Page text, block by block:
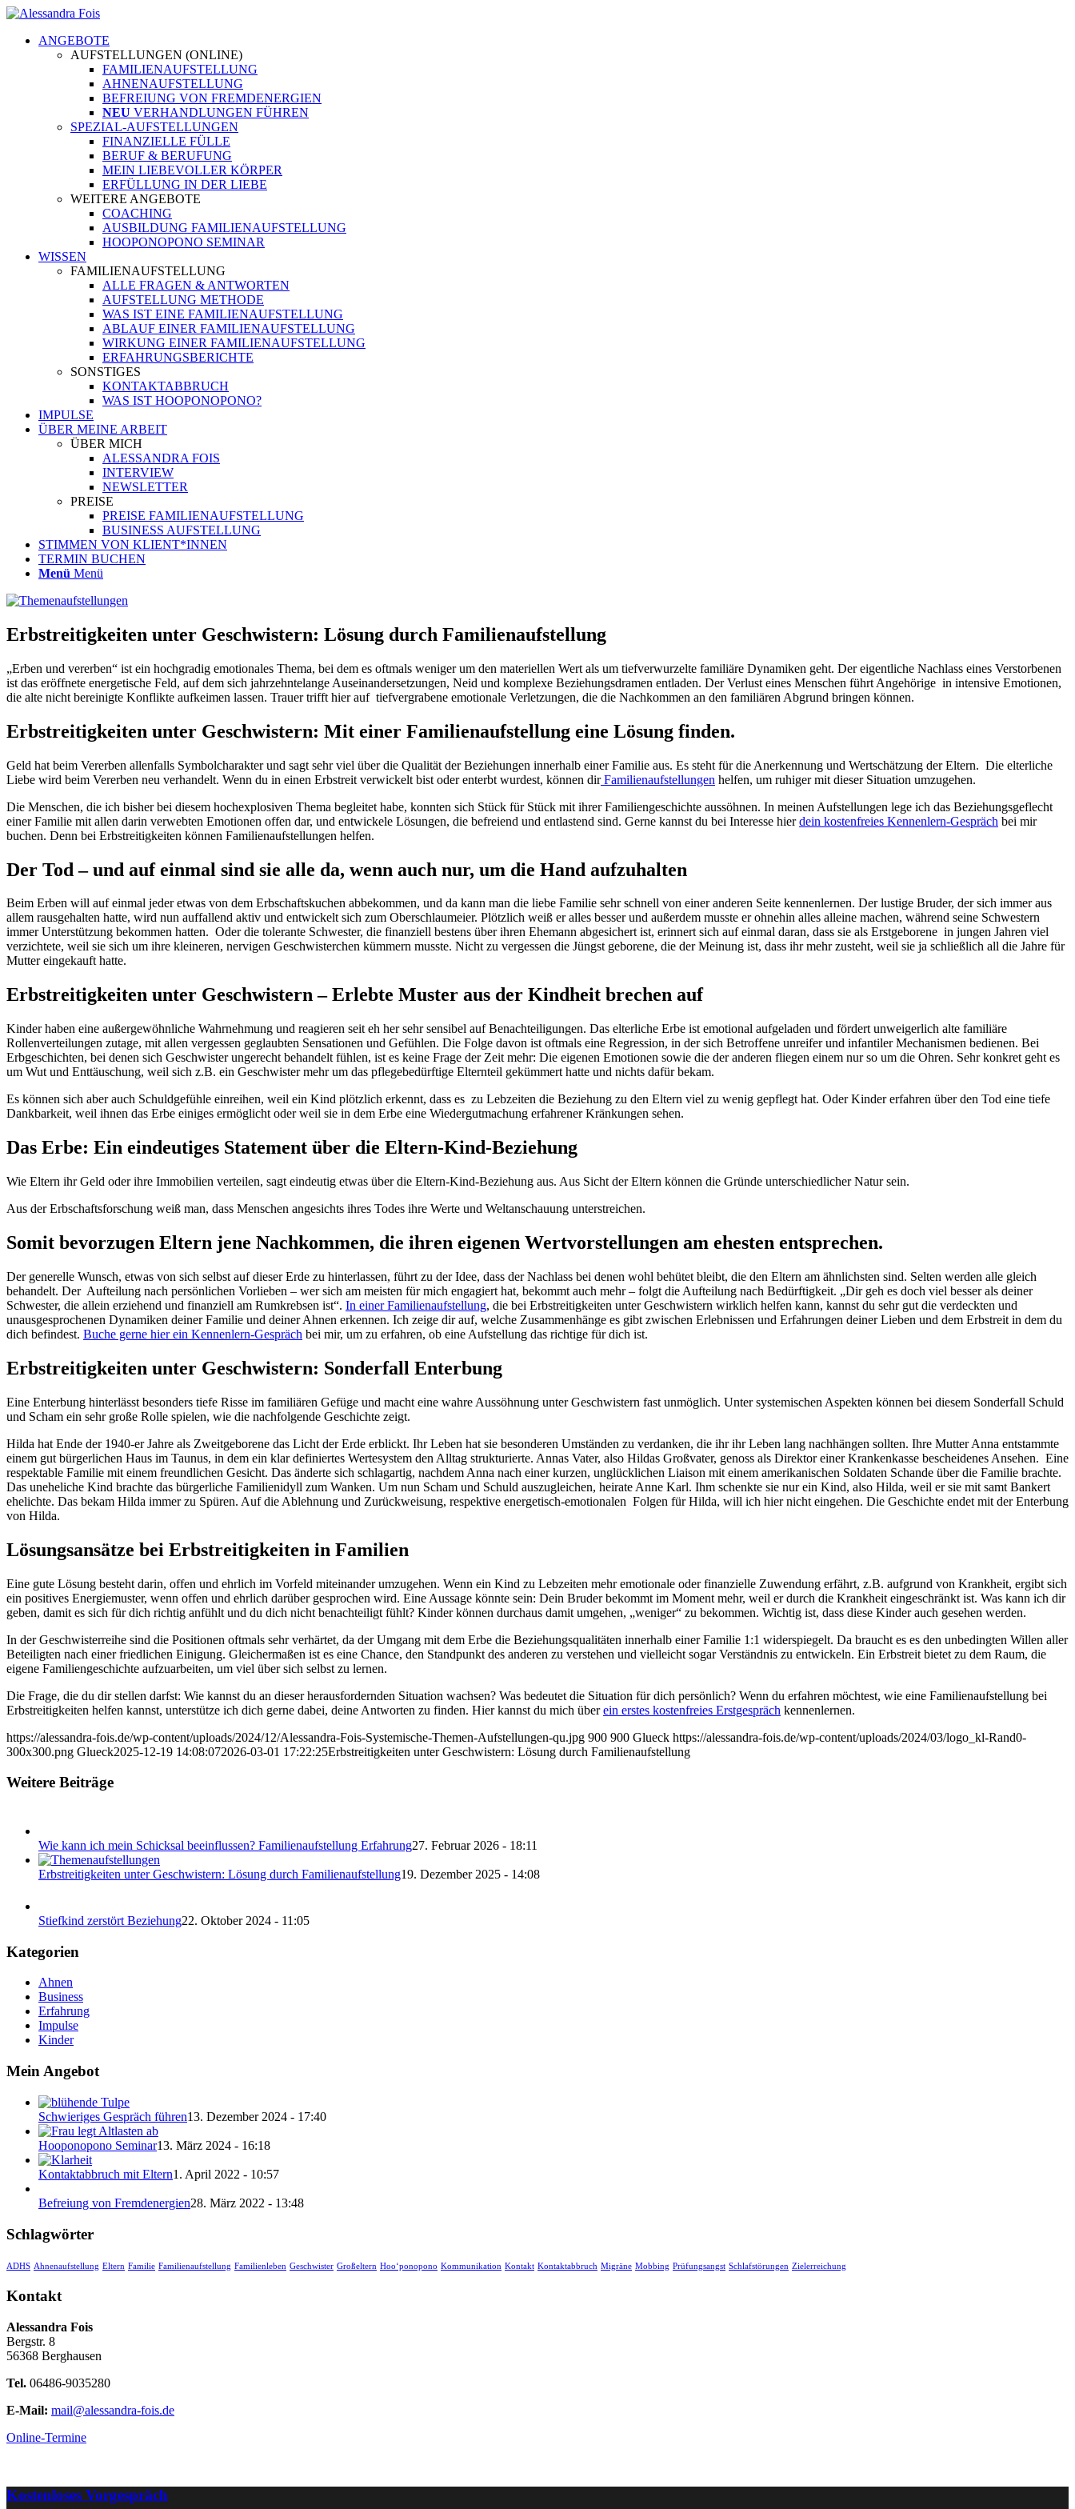
ANGEBOTE
AUFSTELLUNGEN (ONLINE)
FAMILIENAUFSTELLUNG
AHNENAUFSTELLUNG
BEFREIUNG VON FREMDENERGIEN
NEU VERHANDLUNGEN FÜHREN
SPEZIAL-AUFSTELLUNGEN
FINANZIELLE FÜLLE
BERUF & BERUFUNG
MEIN LIEBEVOLLER KÖRPER
ERFÜLLUNG IN DER LIEBE
WEITERE ANGEBOTE
COACHING
AUSBILDUNG FAMILIENAUFSTELLUNG
HOOPONOPONO SEMINAR
WISSEN
FAMILIENAUFSTELLUNG
ALLE FRAGEN & ANTWORTEN
AUFSTELLUNG METHODE
WAS IST EINE FAMILIENAUFSTELLUNG
ABLAUF EINER FAMILIENAUFSTELLUNG
WIRKUNG EINER FAMILIENAUFSTELLUNG
ERFAHRUNGSBERICHTE
SONSTIGES
KONTAKTABBRUCH
WAS IST HOOPONOPONO?
IMPULSE
ÜBER MEINE ARBEIT
ÜBER MICH
ALESSANDRA FOIS
INTERVIEW
NEWSLETTER
PREISE
PREISE FAMILIENAUFSTELLUNG
BUSINESS AUFSTELLUNG
STIMMEN VON KLIENT*INNEN
TERMIN BUCHEN
Menü Menü
Erbstreitigkeiten unter Geschwistern: Lösung durch Familienaufstellung
„Erben und vererben“ ist ein hochgradig emotionales Thema, bei dem es oftmals weniger um den materiellen Wert als um tiefverwurzelte familiäre Dynamiken geht. Der eigentliche Nachlass eines Verstorbenen
ist das eröffnete energetische Feld, auf dem sich jahrzehntelange Auseinandersetzungen, Neid und komplexe Beziehungsdramen entladen. Der Verlust eines Menschen führt Angehörige in intensive Emotionen,
die alte nicht bereinigte Konflikte aufkeimen lassen. Trauer trifft hier auf tiefvergrabene emotionale Verletzungen, die die Nachkommen an den familiären Abgrund bringen können.
Erbstreitigkeiten unter Geschwistern: Mit einer Familienaufstellung eine Lösung finden.
Geld hat beim Vererben allenfalls Symbolcharakter und sagt sehr viel über die Qualität der Beziehungen innerhalb einer Familie aus. Es steht für die Anerkennung und Wertschätzung der Eltern. Die elterliche
Liebe wird beim Vererben neu verhandelt. Wenn du in einen Erbstreit verwickelt bist oder enterbt wurdest, können dirFamilienaufstellungen helfen, um ruhiger mit dieser Situation umzugehen.
Die Menschen, die ich bisher bei diesem hochexplosiven Thema begleitet habe, konnten sich Stück für Stück mit ihrer Familiengeschichte aussöhnen. In meinen Aufstellungen lege ich das Beziehungsgeflecht
einer Familie mit allen darin verwebten Emotionen offen dar, und entwickele Lösungen, die befreiend und entlastend sind. Gerne kannst du bei Interesse hierdein kostenfreies Kennenlern-Gespräch bei mir
buchen. Denn bei Erbstreitigkeiten können Familienaufstellungen helfen.
Der Tod – und auf einmal sind sie alle da, wenn auch nur, um die Hand aufzuhalten
Beim Erben will auf einmal jeder etwas von dem Erbschaftskuchen abbekommen, und da kann man die liebe Familie sehr schnell von einer anderen Seite kennenlernen. Der lustige Bruder, der sich immer aus
allem rausgehalten hatte, wird nun auffallend aktiv und entwickelt sich zum Oberschlaumeier. Plötzlich weiß er alles besser und außerdem musste er ohnehin alles alleine machen, während seine Schwestern
immer Unterstützung bekommen hatten. Oder die tolerante Schwester, die finanziell bestens über ihren Ehemann abgesichert ist, erinnert sich auf einmal daran, dass sie als Erstgeborene in jungen Jahren viel
verzichtete, weil sie sich um ihre kleineren, nervigen Geschwisterchen kümmern musste. Nicht zu vergessen die Jüngst geborene, die der Meinung ist, dass ihr mehr zusteht, weil sie ja schließlich all die Jahre für
Mutter eingekauft hatte.
Erbstreitigkeiten unter Geschwistern – Erlebte Muster aus der Kindheit brechen auf
Kinder haben eine außergewöhnliche Wahrnehmung und reagieren seit eh her sehr sensibel auf Benachteiligungen. Das elterliche Erbe ist emotional aufgeladen und fördert unweigerlich alte familiäre
Rollenverteilungen zutage, mit allen vergessen geglaubten Sensationen und Gefühlen. Die Folge davon ist oftmals eine Regression, in der sich Betroffene unreifer und infantiler Mechanismen bedienen. Bei
Erbgeschichten, bei denen sich Geschwister ungerecht behandelt fühlen, ist es keine Frage der Zeit mehr: Die eigenen Emotionen sowie die der anderen fliegen einem nur so um die Ohren. Sehr konkret geht es
um Wut und Enttäuschung, weil sich z.B. ein Geschwister mehr um das pflegebedürftige Elternteil gekümmert hatte und nichts dafür bekam.
Es können sich aber auch Schuldgefühle einreihen, weil ein Kind plötzlich erkennt, dass es zu Lebzeiten die Beziehung zu den Eltern viel zu wenig gepflegt hat. Oder Kinder erfahren über den Tod eine tiefe
Dankbarkeit, weil ihnen das Erbe einiges ermöglicht oder weil sie in dem Erbe eine Wiedergutmachung erfahrener Kränkungen sehen.
Das Erbe: Ein eindeutiges Statement über die Eltern-Kind-Beziehung
Wie Eltern ihr Geld oder ihre Immobilien verteilen, sagt eindeutig etwas über die Eltern-Kind-Beziehung aus. Aus Sicht der Eltern können die Gründe unterschiedlicher Natur sein.
Aus der Erbschaftsforschung weiß man, dass Menschen angesichts ihres Todes ihre Werte und Weltanschauung unterstreichen.
Somit bevorzugen Eltern jene Nachkommen, die ihren eigenen Wertvorstellungen am ehesten entsprechen.
Der generelle Wunsch, etwas von sich selbst auf dieser Erde zu hinterlassen, führt zu der Idee, dass der Nachlass bei denen wohl behütet bleibt, die den Eltern am ähnlichsten sind. Selten werden alle gleich
behandelt. Der Aufteilung nach persönlichen Vorlieben – wer sich am meisten für mich engagiert hat, bekommt auch mehr – folgt die Aufteilung nach Bedürftigkeit. „Dir geh es doch viel besser als deiner
Schwester, die allein erziehend und finanziell am Rumkrebsen ist“. In einer Familienaufstellung, die bei Erbstreitigkeiten unter Geschwistern wirklich helfen kann, kannst du sehr gut die verdeckten und
unausgesprochenen Dynamiken deiner Familie und deiner Ahnen erkennen. Ich zeige dir auf, welche Zusammenhänge es gibt zwischen Erlebnissen und Erfahrungen deiner Lieben und dem Erbstreit in dem du
dich befindest. Buche gerne hier ein Kennenlern-Gespräch bei mir, um zu erfahren, ob eine Aufstellung das richtige für dich ist.
Erbstreitigkeiten unter Geschwistern: Sonderfall Enterbung
Eine Enterbung hinterlässt besonders tiefe Risse im familiären Gefüge und macht eine wahre Aussöhnung unter Geschwistern fast unmöglich. Unter systemischen Aspekten können bei diesem Sonderfall Schuld
und Scham ein sehr große Rolle spielen, wie die nachfolgende Geschichte zeigt.
Hilda hat Ende der 1940-er Jahre als Zweitgeborene das Licht der Erde erblickt. Ihr Leben hat sie besonderen Umständen zu verdanken, die ihr ihr Leben lang nachhängen sollten. Ihre Mutter Anna entstammte
einem gut bürgerlichen Haus im Taunus, in dem ein klar definiertes Wertesystem den Alltag strukturierte. Annas Vater, also Hildas Großvater, genoss als Direktor einer Krankenkasse bescheidenes Ansehen. Eine
respektable Familie mit einem freundlichen Gesicht. Das änderte sich schlagartig, nachdem Anna nach einer kurzen, unglücklichen Liaison mit einem amerikanischen Soldaten Schande über die Familie brachte.
Das uneheliche Kind brachte das bürgerliche Familienidyll zum Wanken. Um nun Scham und Schuld auszugleichen, heirate Anne Karl. Ihm schenkte sie nur ein Kind, also Hilda, weil er sie mit samt Bankert
ehelichte. Das bekam Hilda immer zu Spüren. Auf die Ablehnung und Zurückweisung, respektive energetisch-emotionalen Folgen für Hilda, will ich hier nicht eingehen. Die Geschichte endet mit der Enterbung
von Hilda.
Lösungsansätze bei Erbstreitigkeiten in Familien
Eine gute Lösung besteht darin, offen und ehrlich im Vorfeld miteinander umzugehen. Wenn ein Kind zu Lebzeiten mehr emotionale oder finanzielle Zuwendung erfährt, z.B. aufgrund von Krankheit, ergibt sich
ein positives Energiemuster, wenn offen und ehrlich darüber gesprochen wird. Eine Aussage könnte sein: Dein Bruder bekommt im Moment mehr, weil er durch die Krankheit eingeschränkt ist. Was kann ich dir
geben, damit es sich für dich richtig anfühlt und du dich nicht benachteiligt fühlt? Kinder können durchaus damit umgehen, „weniger“ zu bekommen. Wichtig ist, dass diese Kinder auch gesehen werden.
In der Geschwisterreihe sind die Positionen oftmals sehr verhärtet, da der Umgang mit dem Erbe die Beziehungsqualitäten innerhalb einer Familie 1:1 widerspiegelt. Da braucht es es den unbedingten Willen aller
Beteiligten nach einer friedlichen Einigung. Gleichermaßen ist es eine Chance, den Standpunkt des anderen zu verstehen und vielleicht sogar Verständnis zu entwickeln. Ein Erbstreit bietet zu dem Raum, die
eigene Familiengeschichte aufzuarbeiten, um viel über sich selbst zu lernen.
Die Frage, die du dir stellen darfst: Wie kannst du an dieser herausfordernden Situation wachsen? Was bedeutet die Situation für dich persönlich? Wenn du erfahren möchtest, wie eine Familienaufstellung bei
Erbstreitigkeiten helfen kannst, unterstütze ich dich gerne dabei, deine Antworten zu finden. Hier kannst du mich überein erstes kostenfreies Erstgespräch kennenlernen.
https://alessandra-fois.de/wp-content/uploads/2024/12/Alessandra-Fois-Systemische-Themen-Aufstellungen-qu.jpg 900 900 Glueck https://alessandra-fois.de/wp-content/uploads/2024/03/logo_kl-Rand0-
300x300.png Glueck2025-12-19 14:08:072026-03-01 17:22:25Erbstreitigkeiten unter Geschwistern: Lösung durch Familienaufstellung
Weitere Beiträge
Wie kann ich mein Schicksal beeinflussen? Familienaufstellung Erfahrung27. Februar 2026 - 18:11
Erbstreitigkeiten unter Geschwistern: Lösung durch Familienaufstellung19. Dezember 2025 - 14:08
Stiefkind zerstört Beziehung22. Oktober 2024 - 11:05
Kategorien
Ahnen
Business
Erfahrung
Impulse
Kinder
Mein Angebot
Schwieriges Gespräch führen13. Dezember 2024 - 17:40
Hooponopono Seminar13. März 2024 - 16:18
Kontaktabbruch mit Eltern1. April 2022 - 10:57
Befreiung von Fremdenergien28. März 2022 - 13:48
Schlagwörter
ADHS Ahnenaufstellung Eltern Familie Familienaufstellung Familienleben Geschwister Großeltern Hoo‘ponopono Kommunikation Kontakt Kontaktabbruch Migräne Mobbing Prüfungsangst Schlafstörungen Zielerreichung
Kontakt
Alessandra Fois
Bergstr. 8
56368 Berghausen
Tel. 06486-9035280
E-Mail: mail@alessandra-fois.de
Online-Termine
Kostenloses Vorgespräch